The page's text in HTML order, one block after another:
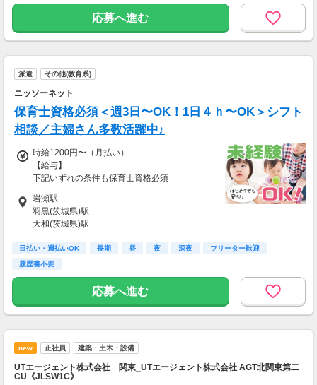
交通誘導2級または指導教育責任者の資格をお
持ちの方には100000円支給！
※30勤務で30000円、更に30勤務で70000円
※規定あり
＜日払いOK（規定あり）＞
24時間ATMからお金をおろせるサービス使用！
仕事が終わってから給料をもらいに行く手間は
不要♪
■交通費
その他
応募へ進む
派遣 その他(教育系)
ニッソーネット
保育士資格必須＜週3日〜OK！1日４ｈ〜OK＞シフト
相談／主婦さん多数活躍中♪
時給1200円〜（月払い）
【給与】
下記いずれの条件も保育士資格必須
■週30h未満勤務：時給1200円〜時給1250円
■週40h以上勤務：時給1250円〜時給1300円
「月払い」と「日払い」をご選択いただけます
取れる制度♪使いたい日だけ利用OK♪
・一部、ご利用対象外の派遣先がございます
・申請には上限金額がございます
・振込手数料がかかります
※詳細は登録時にご確認ください
■交通費
交通費全額支給
岩瀬駅
羽黒(茨城県)駅
大和(茨城県)駅
福原駅
新治駅
日払い・週払いOK 長期 昼 夜 深夜
フリーター歓迎
履歴書不要
応募へ進む
new 正社員 建築・土木・設備
UTエージェント株式会社 関東_UTエージェント株式会社 AGT北関東第二
CU《JLSW1C》